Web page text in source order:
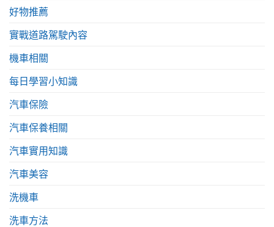
好物推薦
實戰道路駕駛內容
機車相關
每日學習小知識
汽車保險
汽車保養相關
汽車實用知識
汽車美容
洗機車
洗車方法